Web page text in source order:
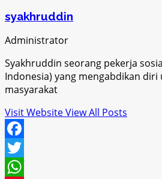
syakhruddin
Administrator
Syakhruddin seorang pekerja
Indonesia) yang mengabdikan
masyarakat
Visit WebsiteView All Posts
Facebook
Twitter